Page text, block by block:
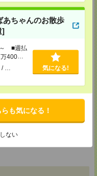
あちゃんのお散歩
]
～ ■週払
400円
… 気になる!
らも気になる！
ない